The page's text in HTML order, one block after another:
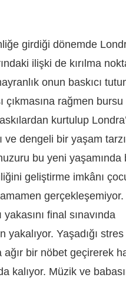
girdiği dönemde
ilişki de kırılma
onun baskıcı
çıkmasına rağmen
kurtulup
ve dengeli bir yaşam
bu yeni yaşamında
geliştirme imkânı
gerçekleşemiyor.
final sınavında
yakalıyor. Yaşadığı
bir nöbet geçirerek
kalıyor. Müzik ve